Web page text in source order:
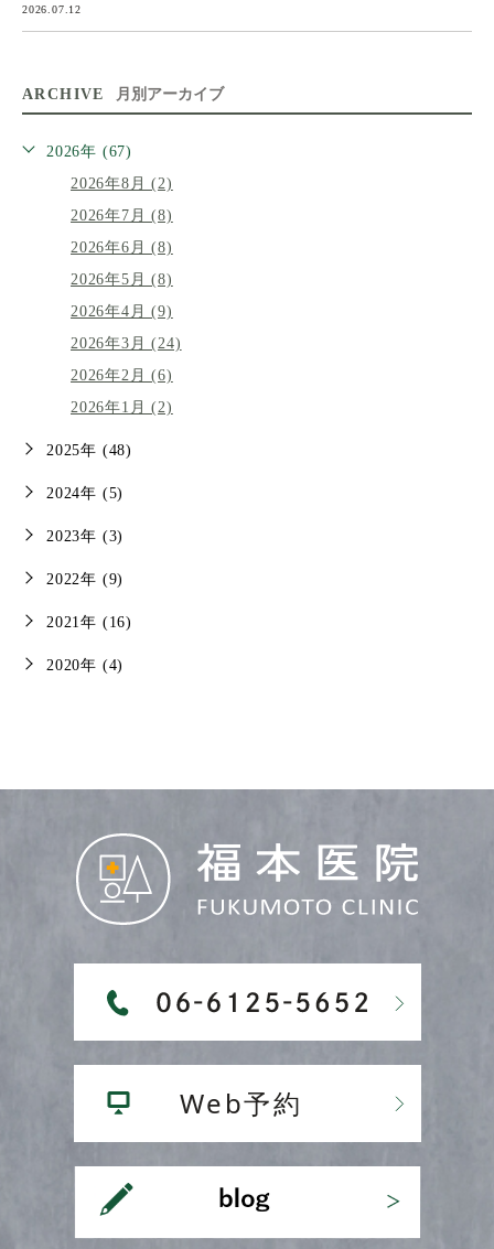
2026.07.12
ARCHIVE 月別アーカイブ
2026年 (67)
2026年8月 (2)
2026年7月 (8)
2026年6月 (8)
2026年5月 (8)
2026年4月 (9)
2026年3月 (24)
2026年2月 (6)
2026年1月 (2)
2025年 (48)
2024年 (5)
2023年 (3)
2022年 (9)
2021年 (16)
2020年 (4)